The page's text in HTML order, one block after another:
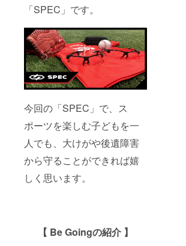
「SPEC」です。
今回の「SPEC」で、ス
ポーツを楽しむ子どもを一
人でも、大けがや後遺障害
から守ることができれば嬉
しく思います。
【 Be Goingの紹介 】